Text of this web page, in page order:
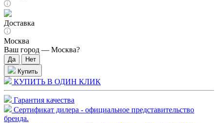
Доставка
Москва
Ваш город — Москва?
Купить
КУПИТЬ В ОДИН КЛИК
Гарантия качества
Сертификат дилера - официальное представительство
бренда.